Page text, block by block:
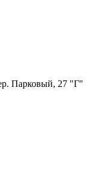
Парковый, 27 "Г"